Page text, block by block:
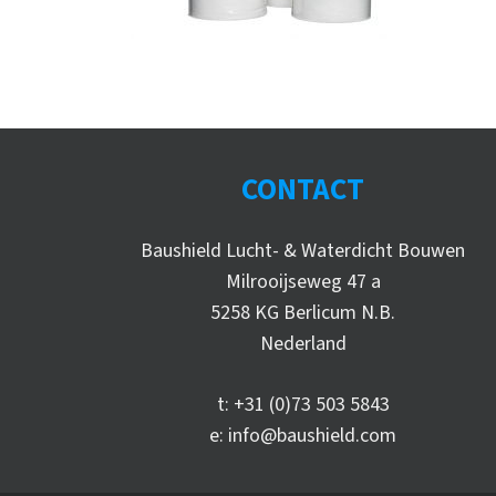
CONTACT
Baushield Lucht- & Waterdicht Bouwen
Milrooijseweg 47 a
5258 KG Berlicum N.B.
Nederland
t: +31 (0)73 503 5843
e: info@baushield.com